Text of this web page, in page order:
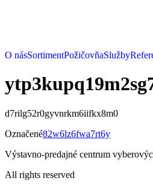
O násSortimentPožičovňaSlužby
d7rilg52r0gyvnrkm6iifkx8m0
Označené82w6lz6fwa7rt6y
Výstavno-predajné centrum
All rights reserved